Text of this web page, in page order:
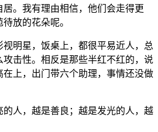
。我有理由相信，他们会走得更
放的花朵呢。
明星，饭桌上，都很平易近人，总
击性。相反是那些半红不红的，说
上，出门带六个助理，事情还没做
人，越是善良；越是发光的人，越